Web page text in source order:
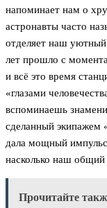
напоминает нам о
астронавты часто
отделяет наш
лет прошло с
и всё это время
«глазами
вспоминаешь
сделанный экипажем
дала мощный
насколько наш
Прочитайте